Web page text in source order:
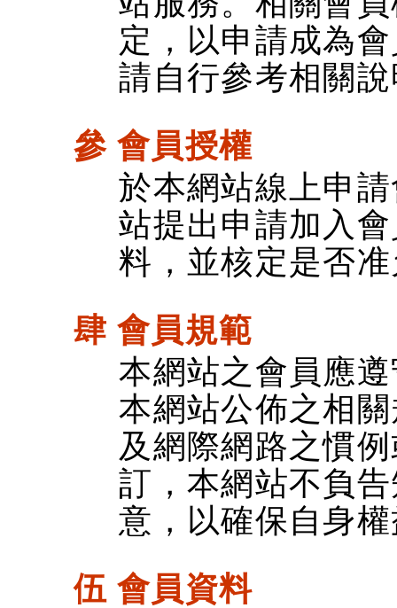
定，以申請成為
請自行參考相關
參 會員授權
於本網站線上申
站提出申請加入
料，並核定是否
肆 會員規範
本網站之會員應
本網站公佈之相
及網際網路之慣
訂，本網站不負
意，以確保自身
伍 會員資料